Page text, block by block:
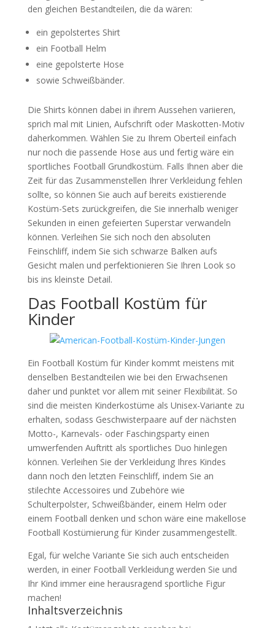
den gleichen Bestandteilen, die da wären:
ein gepolstertes Shirt
ein Football Helm
eine gepolsterte Hose
sowie Schweißbänder.
Die Shirts können dabei in ihrem Aussehen variieren,
sprich mal mit Linien, Aufschrift oder Maskotten-Motiv
daherkommen. Wählen Sie zu Ihrem Oberteil einfach
nur noch die passende Hose aus und fertig wäre ein
sportliches Football Grundkostüm. Falls Ihnen aber die
Zeit für das Zusammenstellen Ihrer Verkleidung fehlen
sollte, so können Sie auch auf bereits existierende
Kostüm-Sets zurückgreifen, die Sie innerhalb weniger
Sekunden in einen gefeierten Superstar verwandeln
können. Verleihen Sie sich noch den absoluten
Feinschliff, indem Sie sich schwarze Balken aufs
Gesicht malen und perfektionieren Sie Ihren Look so
bis ins kleinste Detail.
Das Football Kostüm für
Kinder
Ein Football Kostüm für Kinder kommt meistens mit
denselben Bestandteilen wie bei den Erwachsenen
daher und punktet vor allem mit seiner Flexibilität. So
sind die meisten Kinderkostüme als Unisex-Variante zu
erhalten, sodass Geschwisterpaare auf der nächsten
Motto-, Karnevals- oder Faschingsparty einen
umwerfenden Auftritt als sportliches Duo hinlegen
können. Verleihen Sie der Verkleidung Ihres Kindes
dann noch den letzten Feinschliff, indem Sie an
stilechte Accessoires und Zubehöre wie
Schulterpolster, Schweißbänder, einem Helm oder
einem Football denken und schon wäre eine makellose
Football Kostümierung für Kinder zusammengestellt.
Egal, für welche Variante Sie sich auch entscheiden
werden, in einer Football Verkleidung werden Sie und
Ihr Kind immer eine herausragend sportliche Figur
machen!
Inhaltsverzeichnis